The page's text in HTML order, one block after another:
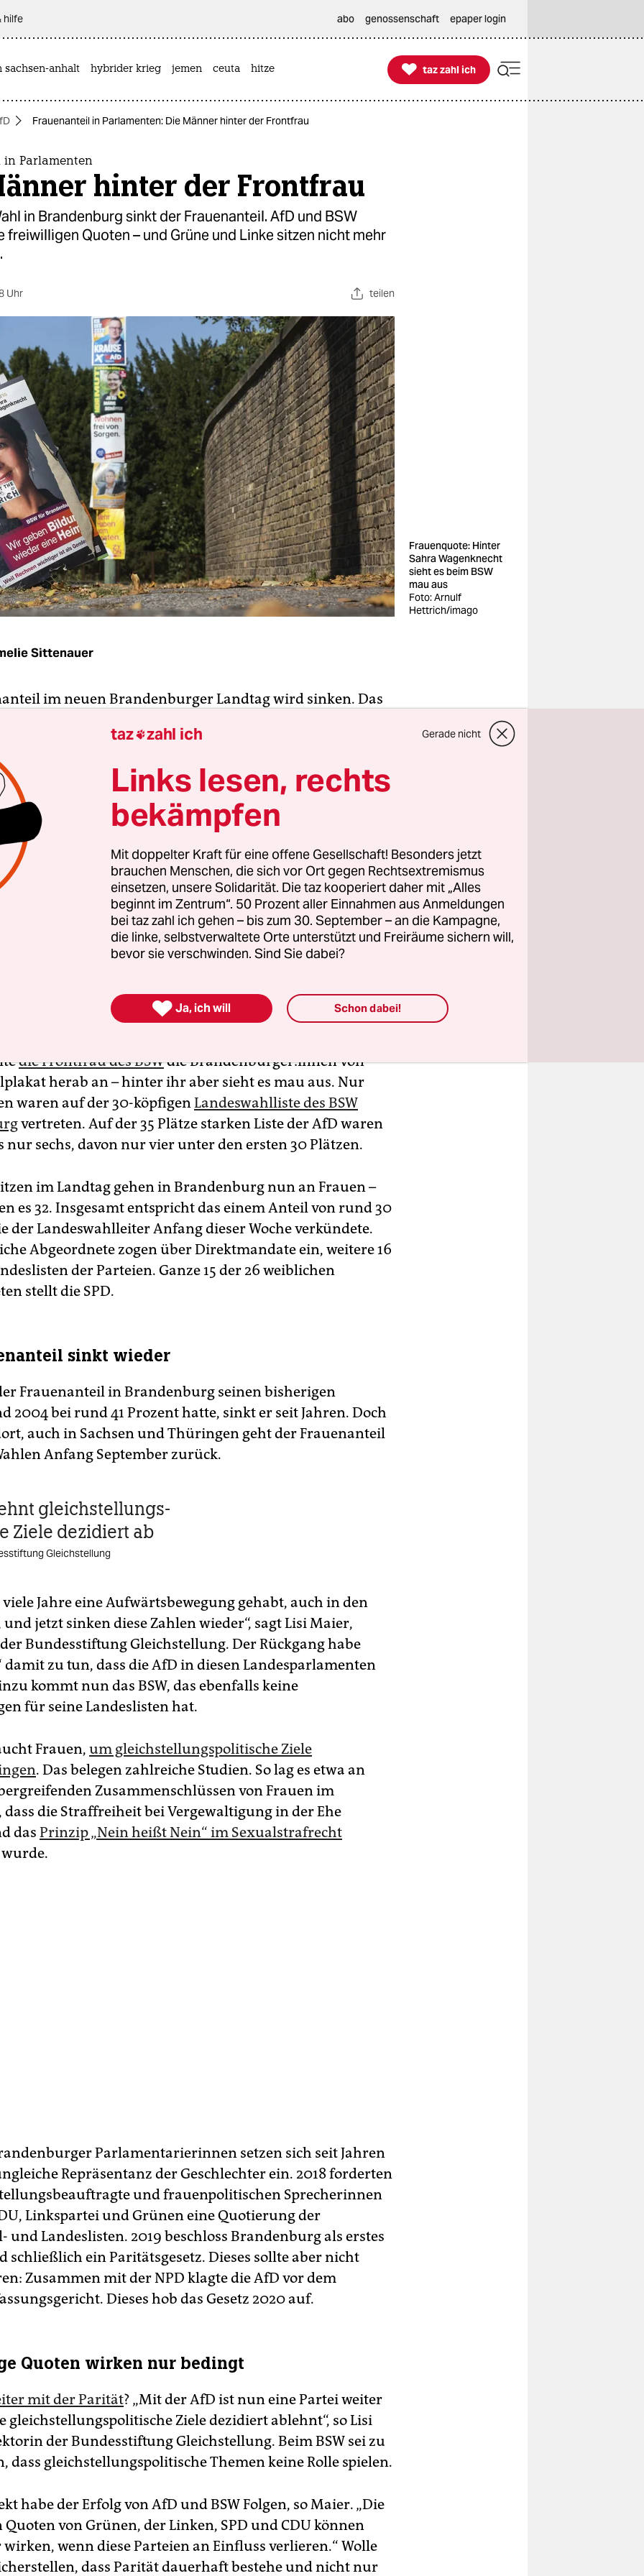
hilfe abo genossenschaft epaper login
sachsen-anhalt hybrider krieg jemen ceuta hitze 
taz zahl ich
taz zahl ich
Frauenanteil in Parlamenten: Die Männer hinter der Frontfrau
in Parlamenten
hinter der Frontfrau
in Brandenburg sinkt der Frauenanteil. AfD und BSW
freiwilligen Quoten – und Grüne und Linke sitzen nicht mehr
Uhr teilen
Frauenquote: Hinter
Sahra Wagenknecht
sieht es beim BSW
mau aus
Foto: Arnulf
Hettrich/imago
Sittenauer
im neuen Brandenburger Landtag wird sinken. Das
(BSW) – obwohl dieses doch immerhin eine Frau im
die Frontfrau des BSWdie Bran­den­bur­ge­r:in­nen von
herab an – hinter ihr aber sieht es mau aus. Nur
waren auf der 30-köpfigenLandeswahlliste des BSW
vertreten. Auf der 35 Plätze starken Liste der AfD waren
nur sechs, davon nur vier unter den ersten 30 Plätzen.
im Landtag gehen in Brandenburg nun an Frauen –
es 32. Insgesamt entspricht das einem Anteil von rund 30
der Landeswahlleiter Anfang dieser Woche verkündete.
Abgeordnete zogen über Direktmandate ein, weitere 16
der Parteien. Ganze 15 der 26 weiblichen
stellt die SPD.
sinkt wieder
Frauenanteil in Brandenburg seinen bisherigen
2004 bei rund 41 Prozent hatte, sinkt er seit Jahren. Doch
auch in Sachsen und Thüringen geht der Frauenanteil
Anfang September zurück.
gleichstellungs­
Ziele dezidiert ab
Gleichstellung
viele Jahre eine Aufwärtsbewegung gehabt, auch in den
jetzt sinken diese Zahlen wieder“, sagt Lisi Maier,
Bundesstiftung Gleichstellung. Der Rückgang habe
damit zu tun, dass die AfD in diesen Landesparlamenten
kommt nun das BSW, das ebenfalls keine
für seine Landeslisten hat.
Frauen, um gleichstellungspolitische Ziele
. Das belegen zahlreiche Studien. So lag es etwa an
Zusammenschlüssen von Frauen im
dass die Straffreiheit bei Vergewaltigung in der Ehe
das Prinzip „Nein heißt Nein“ im Sexualstrafrecht
Parlamentarierinnen setzen sich seit Jahren
Repräsentanz der Geschlechter ein. 2018 forderten
und frauenpolitischen Sprecherinnen
Linkspartei und Grünen eine Quotierung der
und Landeslisten. 2019 beschloss Brandenburg als erstes
schließlich ein Paritätsgesetz. Dieses sollte aber nicht
Zusammen mit der NPD klagte die AfD vor dem
Dieses hob das Gesetz 2020 auf.
Quoten wirken nur bedingt
mit der Parität? „Mit der AfD ist nun eine Partei weiter
gleichstellungspolitische Ziele dezidiert ablehnt“, so Lisi
der Bundesstiftung Gleichstellung. Beim BSW sei zu
dass gleichstellungspolitische Themen keine Rolle spielen.
habe der Erfolg von AfD und BSW Folgen, so Maier. „Die
von Grünen, der Linken, SPD und CDU können
wenn diese Parteien an Einfluss verlieren.“ Wolle
dass Parität dauerhaft bestehe und nicht nur
taz zahl ich Gerade nicht
Links lesen, rechts
bekämpfen
Mit doppelter Kraft für eine offene Gesellschaft! Besonders jetzt
brauchen Menschen, die sich vor Ort gegen Rechtsextremismus
einsetzen, unsere Solidarität. Die taz kooperiert daher mit „Alles
beginnt im Zentrum“. 50 Prozent aller Einnahmen aus Anmeldungen
bei taz zahl ich gehen – bis zum 30. September – an die Kampagne,
die linke, selbstverwaltete Orte unterstützt und Freiräume sichern will,
bevor sie verschwinden. Sind Sie dabei?
 Ja, ich will Schon dabei!